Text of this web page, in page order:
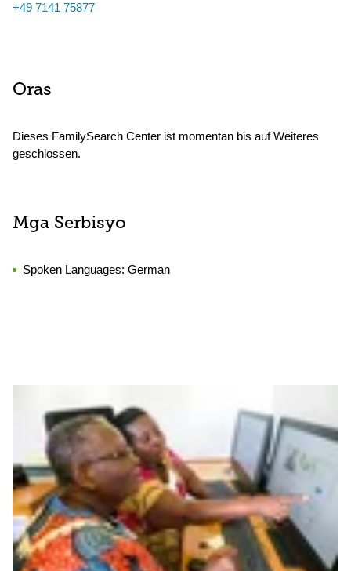
+49 7141 75877
Oras
Dieses FamilySearch Center ist momentan bis auf Weiteres
geschlossen.
Mga Serbisyo
Spoken Languages: German